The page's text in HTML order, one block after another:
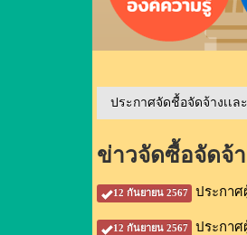
ประกาศจัดชื้อจัดจ้างเเล
ข่าวจัดซื้อจัดจ้
12 กันยายน 2567 ประกาศ
12 กันยายน 2567 ประกาศ